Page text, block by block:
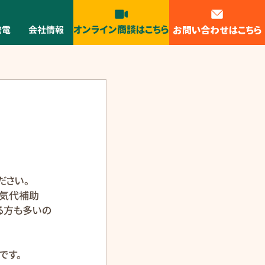
会社情報 オンライン商談はこちら お問い合わせはこちら
い。
代補助
方も多いの
。